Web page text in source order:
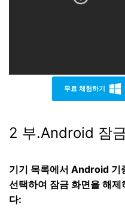
무료 체험하기
2 부.Android 잠
기기 목록에서 Android 기
선택하여 잠금 화면을 해
다: